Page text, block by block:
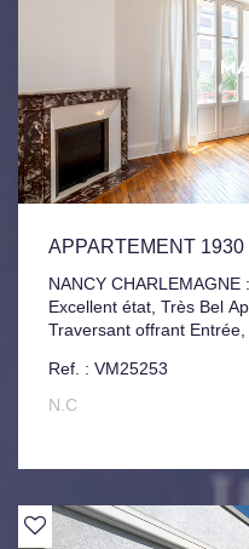
NANCY
Excellent état, Très Bel
Traversant offrant Entrée,
Ref. : VM25253
N.C